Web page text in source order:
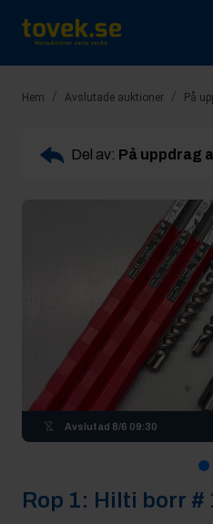
Hem / Avslutade auktioner / På
Del av: På uppdrag
Avslutad 8/6 09:30
Rop 1: Hilti borr #